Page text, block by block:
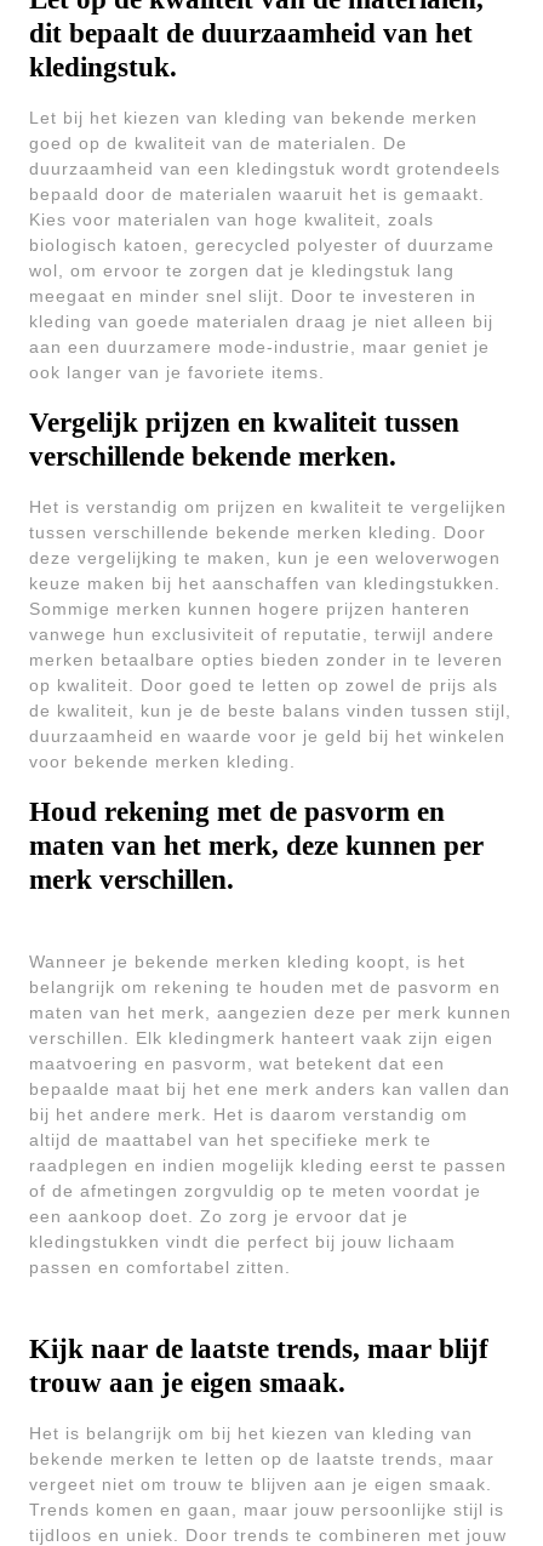
dit bepaalt de duurzaamheid van het
kledingstuk.
Let bij het kiezen van kleding van bekende merken
goed op de kwaliteit van de materialen. De
duurzaamheid van een kledingstuk wordt grotendeels
bepaald door de materialen waaruit het is gemaakt.
Kies voor materialen van hoge kwaliteit, zoals
biologisch katoen, gerecycled polyester of duurzame
wol, om ervoor te zorgen dat je kledingstuk lang
meegaat en minder snel slijt. Door te investeren in
kleding van goede materialen draag je niet alleen bij
aan een duurzamere mode-industrie, maar geniet je
ook langer van je favoriete items.
Vergelijk prijzen en kwaliteit tussen
verschillende bekende merken.
Het is verstandig om prijzen en kwaliteit te vergelijken
tussen verschillende bekende merken kleding. Door
deze vergelijking te maken, kun je een weloverwogen
keuze maken bij het aanschaffen van kledingstukken.
Sommige merken kunnen hogere prijzen hanteren
vanwege hun exclusiviteit of reputatie, terwijl andere
merken betaalbare opties bieden zonder in te leveren
op kwaliteit. Door goed te letten op zowel de prijs als
de kwaliteit, kun je de beste balans vinden tussen stijl,
duurzaamheid en waarde voor je geld bij het winkelen
voor bekende merken kleding.
Houd rekening met de pasvorm en
maten van het merk, deze kunnen per
merk verschillen.
Wanneer je bekende merken kleding koopt, is het
belangrijk om rekening te houden met de pasvorm en
maten van het merk, aangezien deze per merk kunnen
verschillen. Elk kledingmerk hanteert vaak zijn eigen
maatvoering en pasvorm, wat betekent dat een
bepaalde maat bij het ene merk anders kan vallen dan
bij het andere merk. Het is daarom verstandig om
altijd de maattabel van het specifieke merk te
raadplegen en indien mogelijk kleding eerst te passen
of de afmetingen zorgvuldig op te meten voordat je
een aankoop doet. Zo zorg je ervoor dat je
kledingstukken vindt die perfect bij jouw lichaam
passen en comfortabel zitten.
Kijk naar de laatste trends, maar blijf
trouw aan je eigen smaak.
Het is belangrijk om bij het kiezen van kleding van
bekende merken te letten op de laatste trends, maar
vergeet niet om trouw te blijven aan je eigen smaak.
Trends komen en gaan, maar jouw persoonlijke stijl is
tijdloos en uniek. Door trends te combineren met jouw